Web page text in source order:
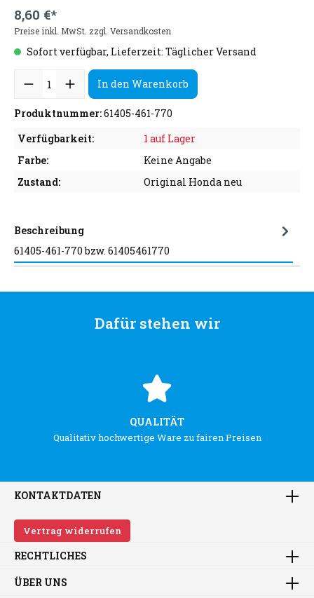
8,60 €*
Preise inkl. MwSt. zzgl. Versandkosten
Sofort verfügbar, Lieferzeit: Täglicher Versand
In den Warenkorb
Produktnummer:61405-461-770
Verfügbarkeit:
1 auf Lager
Farbe:
Keine Angabe
Zustand:
Original Honda neu
Beschreibung
61405-461-770 bzw. 61405461770
Dafür stehen wir
QUALITÄT
Qualitativ hochwertige Ware zu fairen Preisen
KONTAKTDATEN
Vertrag widerrufen
RECHTLICHES
ÜBER UNS